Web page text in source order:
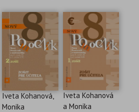
Iveta Kohanová,
Monika
Iveta Kohanová
a Monika